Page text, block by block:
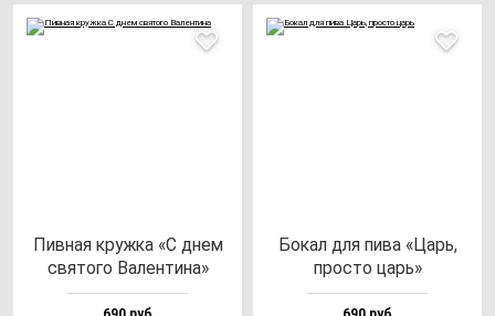
Пив­ная круж­ка «С днем
свя­то­го Вален­ти­на»
Бокал для пи­ва «Царь,
прос­то царь»